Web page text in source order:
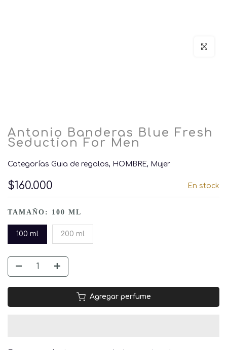
Click
Antonio Banderas Blue Fresh
Seduction For Men
Categorías Guia de regalos HOMBRE Mujer
$160.000 En stock
TAMAÑO: 100 ML
100 ml 200 ml
Agregar perfume